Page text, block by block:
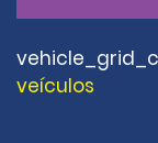
veículos